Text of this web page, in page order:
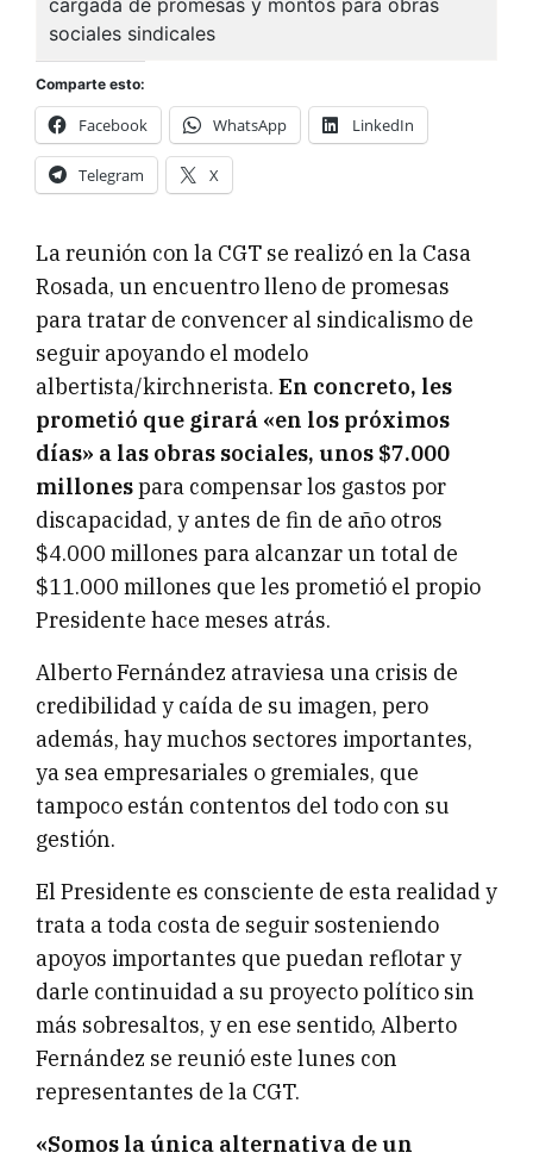
Comparte esto:
Facebook WhatsApp LinkedIn
Telegram X
La reunión con la CGT se realizó en la Casa
Rosada, un encuentro lleno de promesas
para tratar de convencer al sindicalismo de
seguir apoyando el modelo
albertista/kirchnerista. En concreto, les
prometió que girará «en los próximos
días» a las obras sociales, unos $7.000
millonespara compensar los gastos por
discapacidad, y antes de fin de año otros
$4.000 millones para alcanzar un total de
$11.000 millones que les prometió el propio
Presidente hace meses atrás.
Alberto Fernández atraviesa una crisis de
credibilidad y caída de su imagen, pero
además, hay muchos sectores importantes,
ya sea empresariales o gremiales, que
tampoco están contentos del todo con su
gestión.
El Presidente es consciente de esta realidad y
trata a toda costa de seguir sosteniendo
apoyos importantes que puedan reflotar y
darle continuidad a su proyecto político sin
más sobresaltos, y en ese sentido, Alberto
Fernández se reunió este lunes con
representantes de la CGT.
«Somos la única alternativa de un